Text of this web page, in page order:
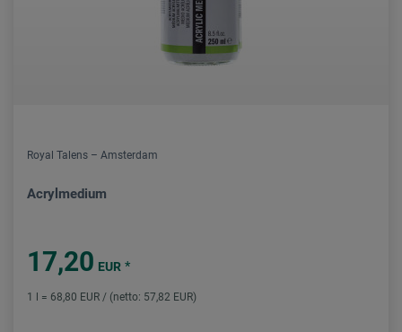
Royal Talens – Amsterdam
Acrylmedium
17,20 EUR *
1 l = 68,80 EUR / (netto: 57,82 EUR)